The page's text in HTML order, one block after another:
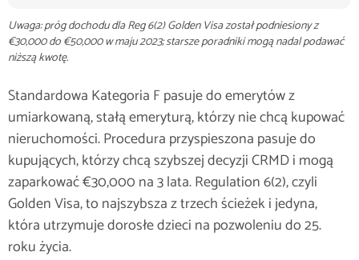
Uwaga: próg dochodu dla Reg 6(2) Golden Visa został podniesiony z
€30,000 do €50,000 w maju 2023; starsze poradniki mogą nadal podawać
niższą kwotę.
Standardowa Kategoria F pasuje do emerytów z
umiarkowaną, stałą emeryturą, którzy nie chcą kupować
nieruchomości. Procedura przyspieszona pasuje do
kupujących, którzy chcą szybszej decyzji CRMD i mogą
zaparkować €30,000 na 3 lata. Regulation 6(2), czyli
Golden Visa, to najszybsza z trzech ścieżek i jedyna,
która utrzymuje dorosłe dzieci na pozwoleniu do 25.
roku życia.